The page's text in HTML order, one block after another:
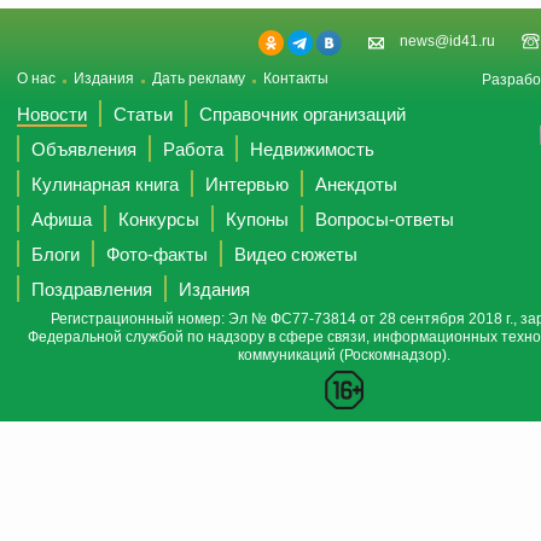
news@id41.ru
О нас Издания Дать рекламу Контакты
Новости Статьи
Справочник организаций
Объявления
Работа
Недвижимость
Кулинарная книга
Интервью
Анекдоты
Афиша
Конкурсы Купоны
Вопросы-ответы
Блоги
Фото-факты
Видео сюжеты
Поздравления
Издания
Регистрационный номер: Эл № ФС77-73814 от 28 сентября 2018 г.,
Федеральной службой по надзору в сфере связи, информационных
коммуникаций (Роскомнадзор).